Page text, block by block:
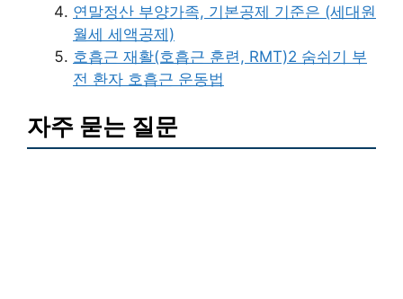
연말정산 부양가족, 기본공제 기준은 (세대원
월세 세액공제)
호흡근 재활(호흡근 훈련, RMT)2 숨쉬기 부
전 환자 호흡근 운동법
자주 묻는 질문